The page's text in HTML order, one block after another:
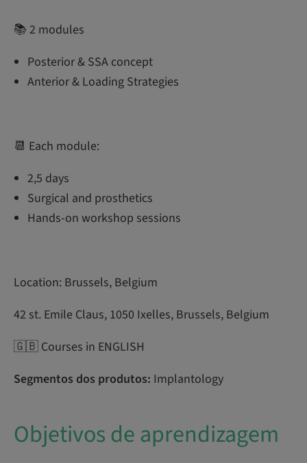
📚 2 modules
Posterior & SSA concept
Anterior & Loading Strategies
📆 Each module:
2,5 days
Surgical and prosthetics
Hands-on workshop sessions
Location: Brussels, Belgium
42 st. Emile Claus, 1050 Ixelles, Brussels, Belgium
🇬🇧 Courses in ENGLISH
Segmentos dos produtos: Implantology
Objetivos de aprendizagem